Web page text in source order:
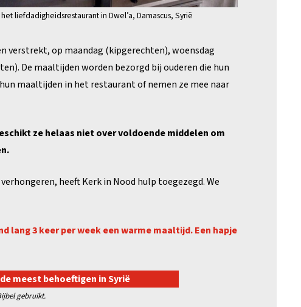
liefdadigheidsrestaurant in Dwel’a, Damascus, Syrië
verstrekt, op maandag (kipgerechten), woensdag
De maaltijden worden bezorgd bij ouderen die hun
maaltijden in het restaurant of nemen ze mee naar
ze helaas niet over voldoende middelen om
heeft Kerk in Nood hulp toegezegd. We
lang 3 keer per week een warme maaltijd. Een hapje
meest behoeftigen in Syrië
gebruikt.